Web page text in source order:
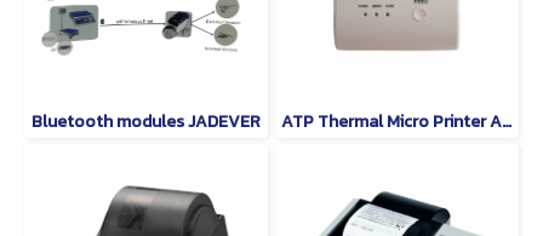
Bluetooth modules JADEVER ATP Thermal Micro Printer ADAM